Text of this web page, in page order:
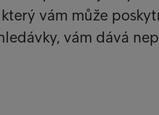
vám může
vám dává